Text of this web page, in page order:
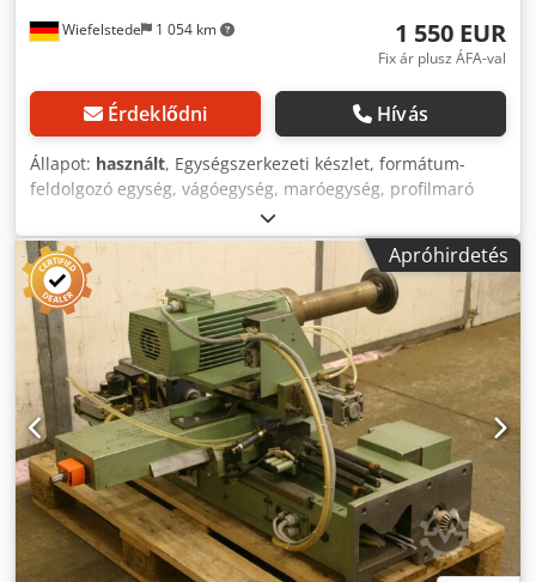
Wiefelstede 1 054 km 1 550 EUR
Fix ár plusz ÁFA-val
Érdeklődni Hívás
Állapot: használt, Egységszerkezeti készlet, formátum-
feldolgozó egység, vágóegység, maróegység, profilmaró
egység, hézagoló maróegység, vágóegység, kétvégű
profilozó, élmegmunkáló gép, pontozó motor, aprító motor,
maró motor élmegmunkáló géphez -HOMAG maró egység
árnyalattal, hornyokkal és profilokkal -kulcsolással: mindkét
oldalról -maróegység: forgatható -2x motorok Perske -
Teljesítmény: 0,6 kW -Feszültség: 165 V -Frekvencia: 300 Hz
-Sebesség: 18000 / perc -Más motorok egyéb
szolgáltatásokkal raktáron felár ellenében -Méretek:
650/450 / H600 mm -Súly: 74 kg Codpfjb Uhvdjx Amgorf
Apróhirdetés